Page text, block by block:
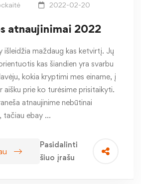
2022-02-20
atnaujinimai 2022
išleidžia maždaug kas ketvirtį. Jų
kas šiandien yra svarbu
kokia kryptimi mes einame, į
aišku prie ko turėsime prisitaikyti.
atnaujinime nebūtinai
tačiau ebay …
Pasidalinti
šiuo įrašu